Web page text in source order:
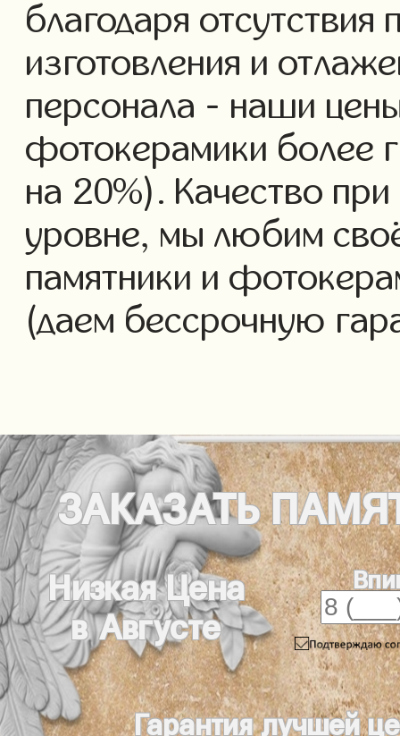
благодаря отсутствия
изготовления и
персонала - наши
фотокерамики более
на 20%). Качество
уровне, мы любим
памятники и
(даем бессрочную
ЗАКАЗАТЬ
Низкая Цена
в Августе
Гарантия лучшей